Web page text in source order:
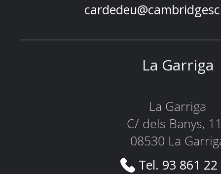
La Garriga
La Garriga
C/ dels Banys,
08530 La
Tel. 93 861